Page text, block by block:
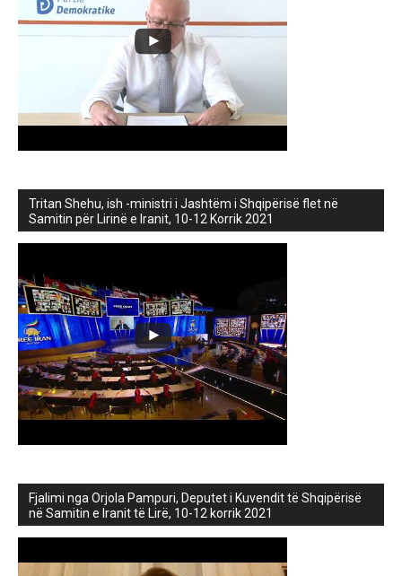
Tritan Shehu, ish -ministri i Jashtëm i Shqipërisë flet në
Samitin për Lirinë e Iranit, 10-12 Korrik 2021
Fjalimi nga Orjola Pampuri, Deputet i Kuvendit të Shqipërisë
në Samitin e Iranit të Lirë, 10-12 korrik 2021